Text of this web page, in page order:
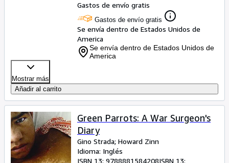
Gastos de envío gratis
Gastos de envío gratis
Se envía dentro de Estados Unidos de
America
Se envía dentro de Estados Unidos de
America
Mostrar más
Añadir al carrito
Green Parrots: A War Surgeon's
Diary
Gino Strada; Howard Zinn
Idioma: Inglés
ISBN 13: 9788881584208ISBN 13: